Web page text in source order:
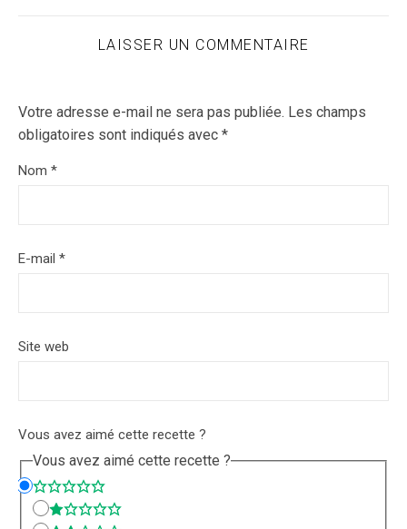
LAISSER UN COMMENTAIRE
Votre adresse e-mail ne sera pas publiée. Les champs
obligatoires sont indiqués avec *
Nom *
E-mail *
Site web
Vous avez aimé cette recette ?
Vous avez aimé cette recette ?